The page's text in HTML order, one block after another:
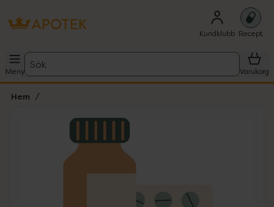
Kundklubb Recept
Meny
Sök
Varukorg
Hem
Lista: . Innehåller 1 objekt.